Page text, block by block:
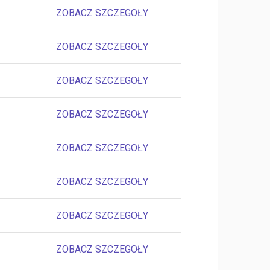
ZOBACZ SZCZEGOŁY
ZOBACZ SZCZEGOŁY
ZOBACZ SZCZEGOŁY
ZOBACZ SZCZEGOŁY
ZOBACZ SZCZEGOŁY
ZOBACZ SZCZEGOŁY
ZOBACZ SZCZEGOŁY
ZOBACZ SZCZEGOŁY